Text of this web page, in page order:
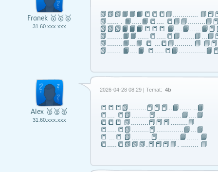
Franek 🥇🥇🥇
31.60.xxx.xxx
📗📗📗📙📙📙📒📒📒📘……..…..
📗...... . 📙…..📙📒….
📗📗📗📙📙📙📒📒📒
📗……..📙…📙 📒 …📒📘……... 📘
📗……. 📙….📙
Alex 🥈🥈🥈
31.60.xxx.xxx
2026-04-28 08:29 | Temat: 4b
📒📒📒📗………📕📕📕..📘…… ..📘
📒…. 📒📗………📕………….📘….📘
📒📒📒 📗………📕📕📕………📘
📒…..📒📗………📕…………..📘…📘
📒 …📒 📗……….📕………..📘…… 📘
📒…..📒📗📗📗.📕📕📕📘. ……… 📘